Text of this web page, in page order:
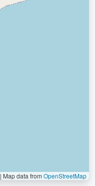
| Map data from OpenStreetMap